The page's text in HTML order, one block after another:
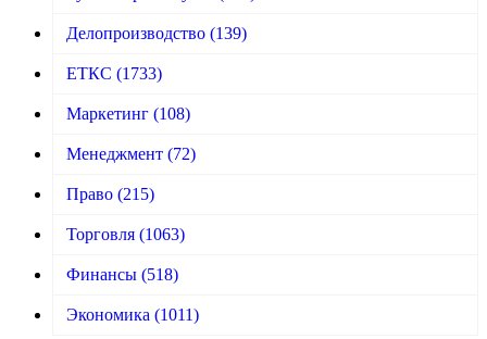
Делопроизводство (139)
ЕТКС (1733)
Маркетинг (108)
Менеджмент (72)
Право (215)
Торговля (1063)
Финансы (518)
Экономика (1011)